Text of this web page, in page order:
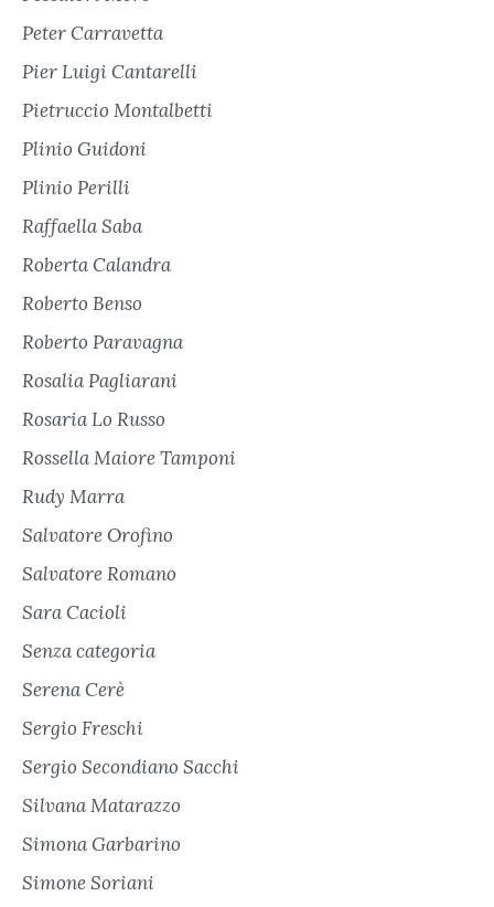
Peter Carravetta
Pier Luigi Cantarelli
Pietruccio Montalbetti
Plinio Guidoni
Plinio Perilli
Raffaella Saba
Roberta Calandra
Roberto Benso
Roberto Paravagna
Rosalia Pagliarani
Rosaria Lo Russo
Rossella Maiore Tamponi
Rudy Marra
Salvatore Orofino
Salvatore Romano
Sara Cacioli
Senza categoria
Serena Cerè
Sergio Freschi
Sergio Secondiano Sacchi
Silvana Matarazzo
Simona Garbarino
Simone Soriani